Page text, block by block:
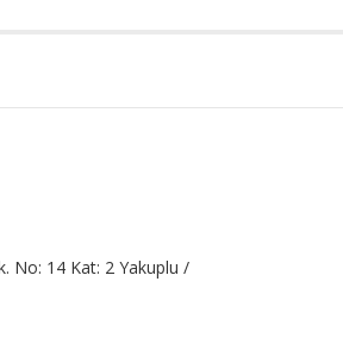
No: 14 Kat: 2 Yakuplu /